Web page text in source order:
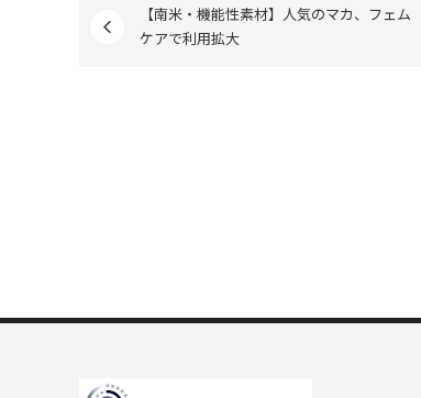
【南米・機能性素材】人気のマカ、フェム
ケアで利用拡大